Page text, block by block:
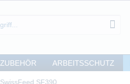
ARBEITSSCHUTZ
SwissFeed SF390